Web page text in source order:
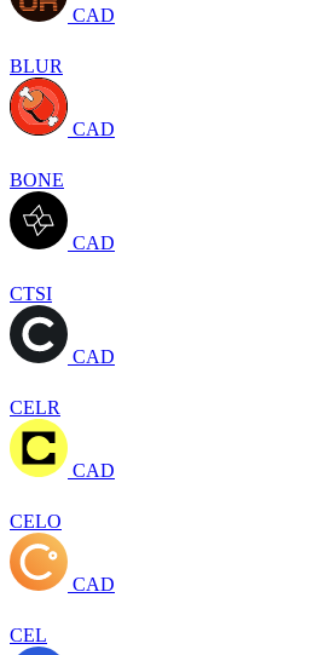
CAD
BLUR
CAD
BONE
CAD
CTSI
CAD
CELR
CAD
CELO
CAD
CEL